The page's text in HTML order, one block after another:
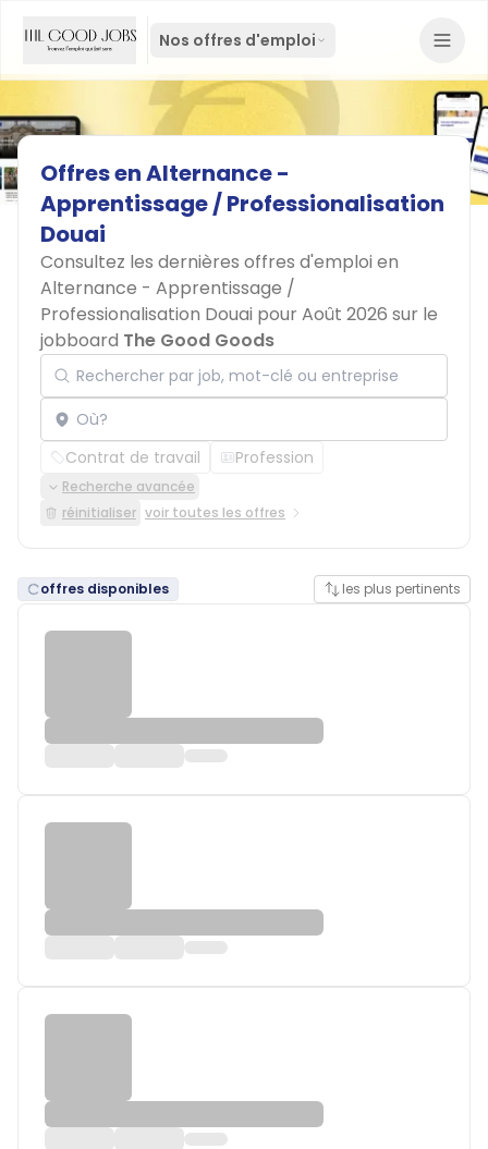
Nos offres d'emploi
OffresenAlternance-
Apprentissage/Professionalisation
Douai
Consultez les dernières offres d'emploi en
Alternance - Apprentissage /
Professionalisation Douai pour Août 2026 sur le
jobboard The Good Goods
Rechercher par job, mot-clé ou entreprise
Localisation
Contrat de travail Profession
Recherche avancée
réinitialiser voir toutes les offres
offres disponibles les plus pertinents